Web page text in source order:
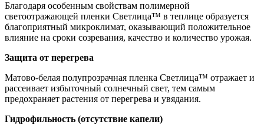
Благодаря особенным свойствам полимерной
светоотражающей пленки Светлица™ в теплице образуется
благоприятный микроклимат, оказывающий положительное
влияние на сроки созревания, качество и количество урожая.
Защита от перегрева
Матово-белая полупрозрачная пленка Светлица™ отражает и
рассеивает избыточный солнечный свет, тем самым
предохраняет растения от перегрева и увядания.
Гидрофильность (отсутствие капели)